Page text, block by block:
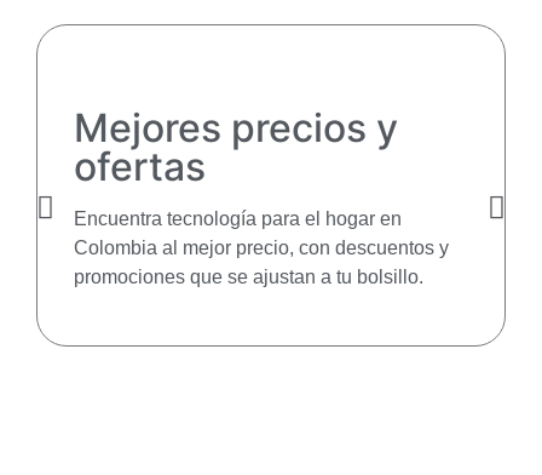
Mejores precios y
ofertas
Encuentra tecnología para el hogar en
Colombia al mejor precio, con descuentos y
promociones que se ajustan a tu bolsillo.